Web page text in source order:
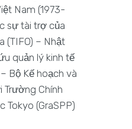
Nam (1973-
sự tài trợ của
(TIFO) – Nhật
quản lý kinh tế
Bộ Kế hoạch và
Chính
Tokyo (GraSPP)